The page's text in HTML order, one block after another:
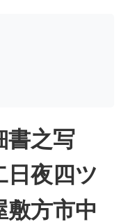
書之写
日夜四ツ
方市中